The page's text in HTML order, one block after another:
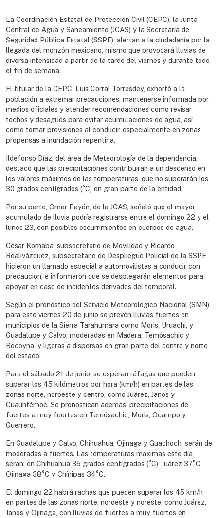
La Coordinación Estatal de Protección Civil (CEPC), la Junta
Central de Agua y Saneamiento (JCAS) y la Secretaría de
Seguridad Pública Estatal (SSPE), alertan a la ciudadanía por la
llegada del monzón mexicano, mismo que provocará lluvias de
diversa intensidad a partir de la tarde del viernes y durante todo
el fin de semana.
El titular de la CEPC, Luis Corral Torresdey, exhortó a la
población a extremar precauciones, mantenerse informada por
medios oficiales y atender recomendaciones como revisar
techos y desagües para evitar acumulaciones de agua, así
como tomar previsiones al conducir, especialmente en zonas
propensas a inundación repentina.
Ildefonso Díaz, del área de Meteorología de la dependencia,
destacó que las precipitaciones contribuirán a un descenso en
los valores máximos de las temperaturas, que no superarán los
30 grados centígrados (°C) en gran parte de la entidad.
Por su parte, Omar Payán, de la JCAS, señaló que el mayor
acumulado de lluvia podría registrarse entre el domingo 22 y el
lunes 23, con posibles escurrimientos en cuerpos de agua.
César Komaba, subsecretario de Movilidad y Ricardo
Realivázquez, subsecretario de Despliegue Policial de la SSPE,
hicieron un llamado especial a automovilistas a conducir con
precaución, e informaron que se desplegarán elementos para
apoyar en caso de incidentes derivados del temporal.
Según el pronóstico del Servicio Meteorológico Nacional (SMN),
para este viernes 20 de junio se prevén lluvias fuertes en
municipios de la Sierra Tarahumara como Moris, Uruachi, y
Guadalupe y Calvo; moderadas en Madera, Temósachic y
Bocoyna, y ligeras a dispersas en gran parte del centro y norte
del estado.
Para el sábado 21 de junio, se esperan ráfagas que pueden
superar los 45 kilómetros por hora (km/h) en partes de las
zonas norte, noroeste y centro, como Juárez, Janos y
Cuauhtémoc. Se pronostican además, precipitaciones de
fuertes a muy fuertes en Temósachic, Moris, Ocampo y
Guerrero.
En Guadalupe y Calvo, Chihuahua, Ojinaga y Guachochi serán de
moderadas a fuertes. Las temperaturas máximas este día
serán: en Chihuahua 35 grados centígrados (°C), Juárez 37°C,
Ojinaga 38°C y Chínipas 34°C.
El domingo 22 habrá rachas que pueden superar los 45 km/h
en partes de las zonas norte, noroeste y noreste, como Juárez,
Janos y Ojinaga, con lluvias de fuertes a muy fuertes en